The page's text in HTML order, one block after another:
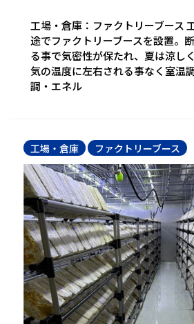
工場・倉庫：ファクトリーブース
途でファクトリーブースを設置。
る事で気密性が保たれ、夏は涼し
気の温度に左右される事なく室温
調・エネル
工場・倉庫 ファクトリーブース